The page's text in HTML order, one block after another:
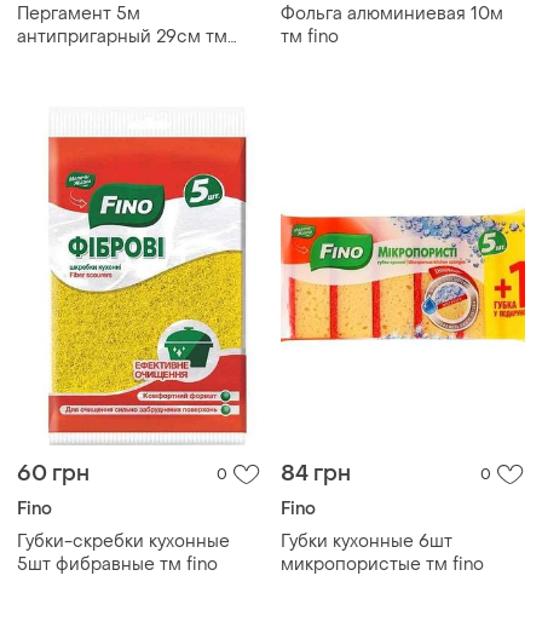
Пергамент 5м
антипригарный 29см тм
Фольга алюминиевая 10м
тм fino
60 грн 0
Fino
Губки-скребки кухонные
5шт фибравные тм fino
84 грн 0
Fino
Губки кухонные 6шт
микропористые тм fino